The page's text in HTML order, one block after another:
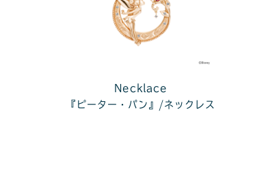
Necklace
『ピーター・パン』/ネックレス